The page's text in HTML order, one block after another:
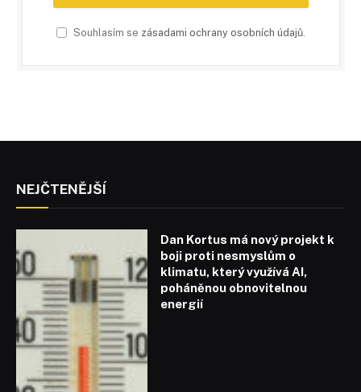
Souhlasím se zásadami ochrany osobních údajů.
NEJČTENĚJŠÍ
Dan Kortus má nový projekt k
boji proti nesmyslům o
klimatu, který využívá AI,
poháněnou obnovitelnou
energií